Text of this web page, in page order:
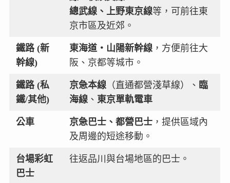
總武線、上野東京線等，可前往東
京市區及近郊。
鐵路 (新
幹線)
東海道・山陽新幹線 ，方便前往大
阪、京都等城市。
鐵路 (私
鐵/其他)
京急本線 （直通都營淺草線）、 臨
海線 、東京單軌電車
公車 京急巴士、都營巴士 ，提供區域內
及周邊的短途移動。
台場彩虹
巴士
往返品川與台場地區的巴士。